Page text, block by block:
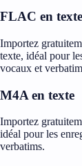
FLAC en texte
Importez
texte, idéal pour
vocaux et
M4A en texte
Importez
idéal pour les
verbatims.